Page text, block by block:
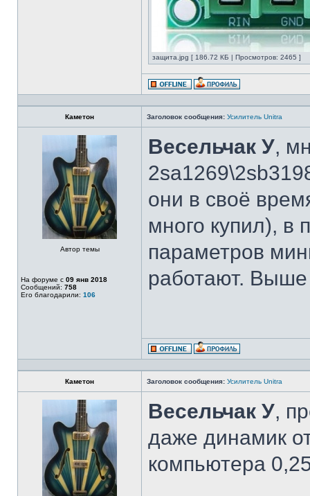
защита.jpg [ 186.72 КБ | Просмотров: 2465 ]
Каметон Заголовок сообщения: Усилитель Unitra
Автор темы
На форуме с 09 янв 2018
Сообщений: 758
Его благодарили: 106
Весельчак У,
они в своё
много купил), в
параметров
работают.
Каметон Заголовок сообщения: Усилитель Unitra
Весельчак У,
даже динамик
компьютера